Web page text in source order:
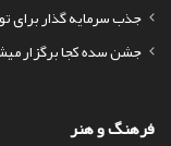
جذب سرمایه گذار برای تولید: 4 بهترین سایت یافتن
جشن سده کجا برگزار میشود؟ 80 بهترین
فرهنگ و هنر